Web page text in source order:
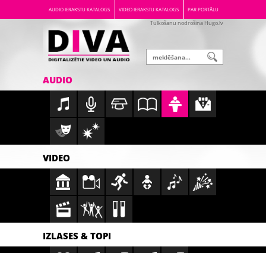
AUDIO IERAKSTU KATALOGS VIDEO IERAKSTU KATALOGS PAR PORTĀLU
Tulkošanu nodrošina Hugo.lv
AUDIO
VIDEO
IZLASES & TOPI